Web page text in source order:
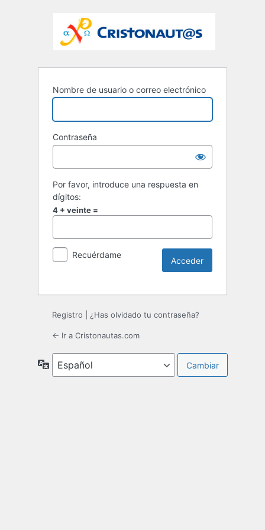
Nombre de usuario o correo electrónico
Contraseña
Por favor, introduce una respuesta en
dígitos:
4 + veinte =
Recuérdame
Registro ¿Has olvidado tu contraseña?
← Ir a Cristonautas.com
Idioma